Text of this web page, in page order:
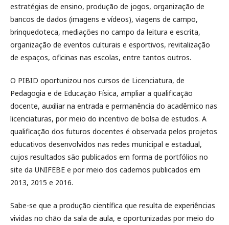
estratégias de ensino, produção de jogos, organização de
bancos de dados (imagens e vídeos), viagens de campo,
brinquedoteca, mediações no campo da leitura e escrita,
organização de eventos culturais e esportivos, revitalização
de espaços, oficinas nas escolas, entre tantos outros.
O PIBID oportunizou nos cursos de Licenciatura, de
Pedagogia e de Educação Física, ampliar a qualificação
docente, auxiliar na entrada e permanência do acadêmico nas
licenciaturas, por meio do incentivo de bolsa de estudos. A
qualificação dos futuros docentes é observada pelos projetos
educativos desenvolvidos nas redes municipal e estadual,
cujos resultados são publicados em forma de portfólios no
site da UNIFEBE e por meio dos cadernos publicados em
2013, 2015 e 2016.
Sabe-se que a produção científica que resulta de experiências
vividas no chão da sala de aula, e oportunizadas por meio do